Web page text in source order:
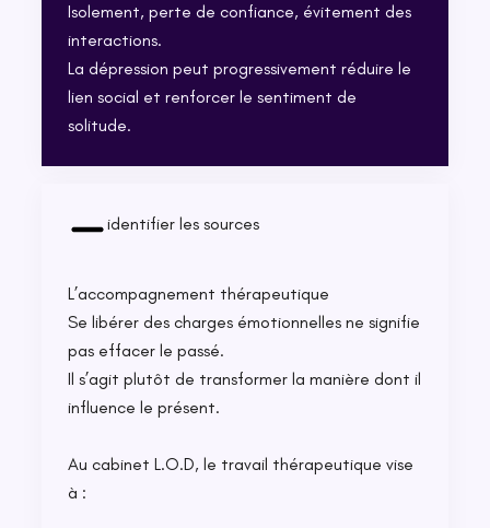
Isolement, perte de confiance, évitement des
interactions.
La dépression peut progressivement réduire le
lien social et renforcer le sentiment de
solitude.
identifier les sources
L’accompagnement thérapeutique
Se libérer des charges émotionnelles ne signifie
pas effacer le passé.
Il s’agit plutôt de transformer la manière dont il
influence le présent.
Au cabinet L.O.D, le travail thérapeutique vise
à :